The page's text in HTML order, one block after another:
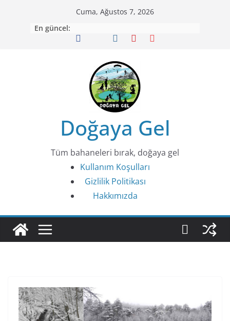
Cuma, Ağustos 7, 2026
En güncel:
Doğaya Gel
Tüm bahaneleri bırak, doğaya gel
Kullanım Koşulları
Gizlilik Politikası
Hakkımızda